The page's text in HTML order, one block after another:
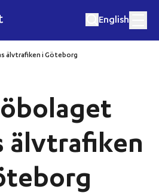
English
älvtrafiken i Göteborg
älvtrafiken